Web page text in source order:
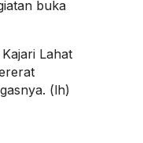
buka
Lahat
(lh)